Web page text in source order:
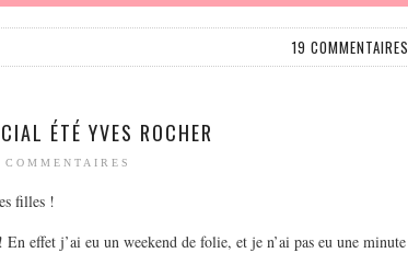
19 COMMENTAIRES
ÉTÉ YVES ROCHER
COMMENTAIRES
filles !
effet j’ai eu un weekend de folie, et je n’ai pas eu une minute